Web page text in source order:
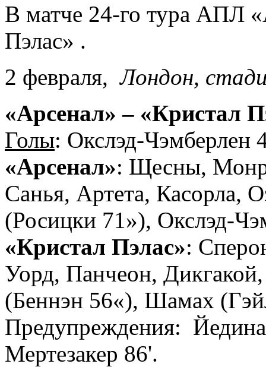
В матче 24-го тура АПЛ
Пэлас» .
2 февраля,Лондон,
«Арсенал» – «Кристал
Голы: Окслэд-Чэмберлен
«Арсенал»: Щесны,
Санья, Артета, Касорла,
(Росицки 71»), Окслэд-
«Кристал Пэлас»:
Уорд, Панчеон,
(Беннэн 56«), Шамах
Предупреждения:
Мертезакер 86'.